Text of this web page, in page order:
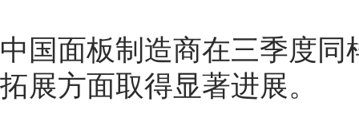
中国面板制造商在三季度
拓展方面取得显著进展。